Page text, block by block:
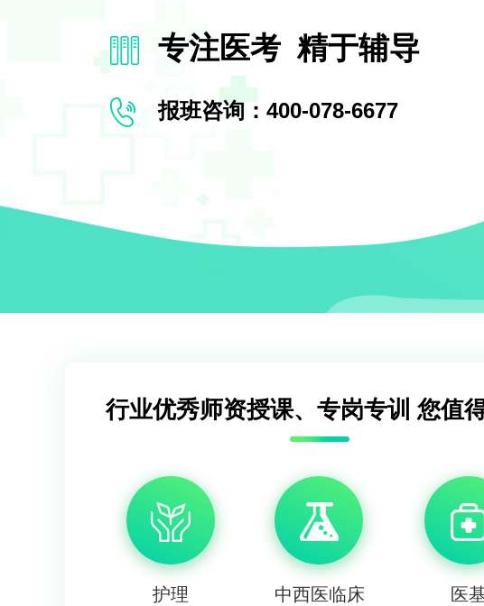
专注医考 精于辅导
报班咨询：400-078-6677
行业优秀师资授课、专岗专训 您值
护理 中西医临床 医